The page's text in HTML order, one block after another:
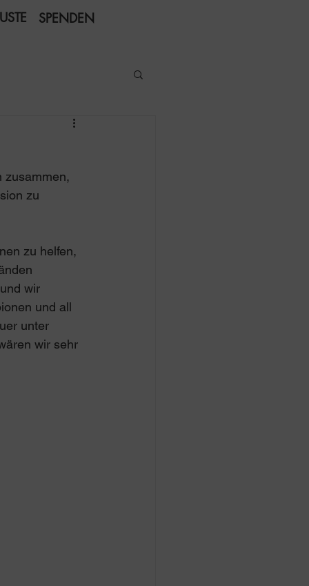
SPENDEN
zusammen,
zu
zu helfen,
wir
und all
unter
wir sehr